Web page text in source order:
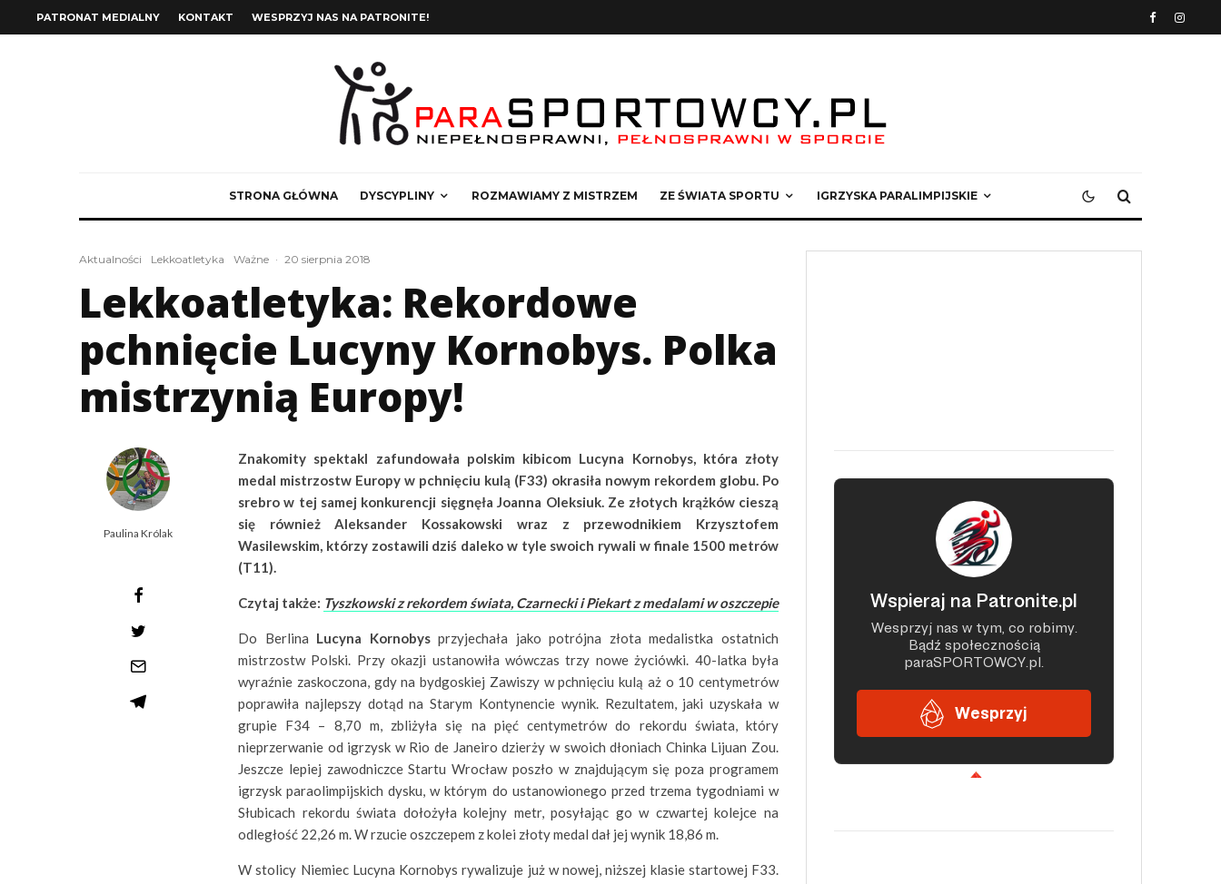
PATRONAT MEDIALNY KONTAKT WESPRZYJ NAS NA PATRONITE!
STRONA GŁÓWNA DYSCYPLINY ROZMAWIAMY Z MISTRZEM ZE ŚWIATA SPORTU IGRZYSKA PARALIMPIJSKIE
Aktualności Lekkoatletyka Ważne · 20 sierpnia 2018
Lekkoatletyka: Rekordowe
pchnięcie Lucyny Kornobys. Polka
mistrzynią Europy!
Paulina Królak
Znakomity spektakl zafundowała polskim kibicom Lucyna Kornobys, która złoty
medal mistrzostw Europy w pchnięciu kulą (F33) okrasiła nowym rekordem globu. Po
srebro w tej samej konkurencji sięgnęła Joanna Oleksiuk. Ze złotych krążków cieszą
się również Aleksander Kossakowski wraz z przewodnikiem Krzysztofem
Wasilewskim, którzy zostawili dziś daleko w tyle swoich rywali w finale 1500 metrów
(T11).
Czytaj także: Tyszkowski z rekordem świata, Czarnecki i Piekart z medalami w oszczepie
Do Berlina Lucyna Kornobysprzyjechała jako potrójna złota medalistka ostatnich
mistrzostw Polski. Przy okazji ustanowiła wówczas trzy nowe życiówki. 40-latka była
wyraźnie zaskoczona, gdy na bydgoskiej Zawiszy w pchnięciu kulą aż o 10 centymetrów
poprawiła najlepszy dotąd na Starym Kontynencie wynik. Rezultatem, jaki uzyskała w
grupie F34 – 8,70 m, zbliżyła się na pięć centymetrów do rekordu świata, który
nieprzerwanie od igrzysk w Rio de Janeiro dzierży w swoich dłoniach Chinka Lijuan Zou.
Jeszcze lepiej zawodniczce Startu Wrocław poszło w znajdującym się poza programem
igrzysk paraolimpijskich dysku, w którym do ustanowionego przed trzema tygodniami w
Słubicach rekordu świata dołożyła kolejny metr, posyłając go w czwartej kolejce na
odległość 22,26 m. W rzucie oszczepem z kolei złoty medal dał jej wynik 18,86 m.
W stolicy Niemiec Lucyna Kornobys rywalizuje już w nowej, niższej klasie startowej F33.